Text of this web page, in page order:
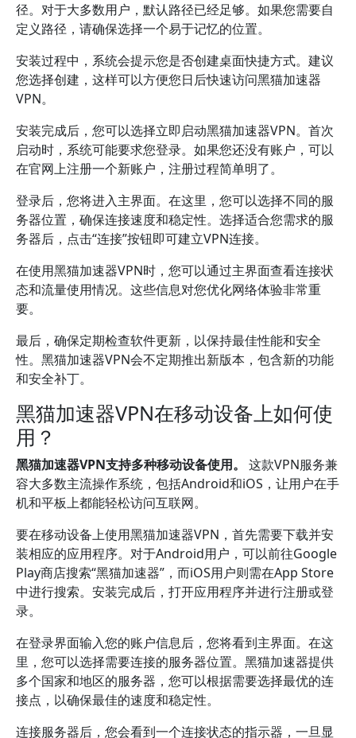
径。对于大多数用户，默认路径已经足够。如果您需要自
定义路径，请确保选择一个易于记忆的位置。
安装过程中，系统会提示您是否创建桌面快捷方式。建议
您选择创建，这样可以方便您日后快速访问黑猫加速器
VPN。
安装完成后，您可以选择立即启动黑猫加速器VPN。首次
启动时，系统可能要求您登录。如果您还没有账户，可以
在官网上注册一个新账户，注册过程简单明了。
登录后，您将进入主界面。在这里，您可以选择不同的服
务器位置，确保连接速度和稳定性。选择适合您需求的服
务器后，点击“连接”按钮即可建立VPN连接。
在使用黑猫加速器VPN时，您可以通过主界面查看连接状
态和流量使用情况。这些信息对您优化网络体验非常重
要。
最后，确保定期检查软件更新，以保持最佳性能和安全
性。黑猫加速器VPN会不定期推出新版本，包含新的功能
和安全补丁。
黑猫加速器VPN在移动设备上如何使
用？
黑猫加速器VPN支持多种移动设备使用。
这款VPN服务兼
容大多数主流操作系统，包括Android和iOS，让用户在手
机和平板上都能轻松访问互联网。
要在移动设备上使用黑猫加速器VPN，首先需要下载并安
装相应的应用程序。对于Android用户，可以前往Google
Play商店搜索“黑猫加速器”，而iOS用户则需在App Store
中进行搜索。安装完成后，打开应用程序并进行注册或登
录。
在登录界面输入您的账户信息后，您将看到主界面。在这
里，您可以选择需要连接的服务器位置。黑猫加速器提供
多个国家和地区的服务器，您可以根据需要选择最优的连
接点，以确保最佳的速度和稳定性。
连接服务器后，您会看到一个连接状态的指示器，一旦显